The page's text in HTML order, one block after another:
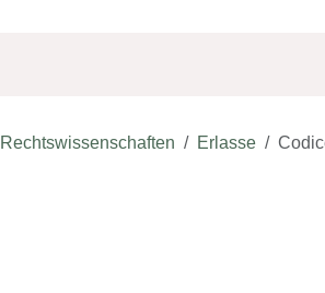
Rechtswissenschaften Erlasse